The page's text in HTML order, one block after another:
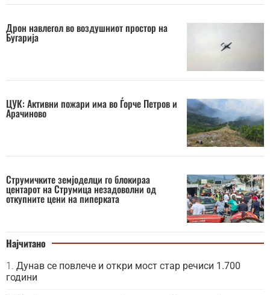
Дрон навлегол во воздушниот простор на
Бугарија
ЦУК: Активни пожари има во Ѓорче Петров и
Арачиново
Струмичките земјоделци го блокираа
центарот на Струмица незадоволни од
откупните цени на пиперката
Најчитано
Дунав се повлече и откри мост стар речиси 1.700
години